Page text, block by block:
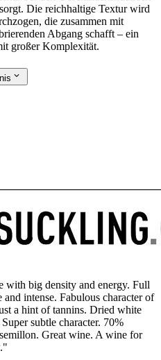
Die reichhaltige Textur wird
die zusammen mit
Abgang schafft – ein
großer Komplexität.
with big density and energy. Full
intense. Fabulous character of
a hint of tannins. Dried white
subtle character. 70%
Great wine. A wine for